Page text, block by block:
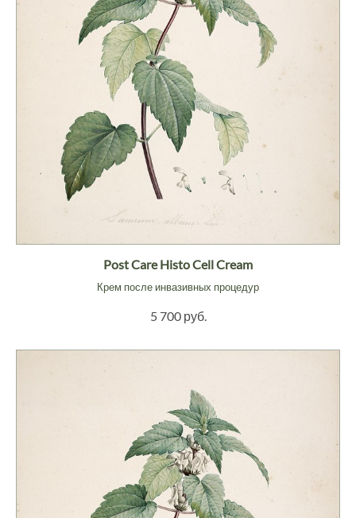
Post Care Histo Cell Cream
Крем после инвазивных процедур
5 700 руб.